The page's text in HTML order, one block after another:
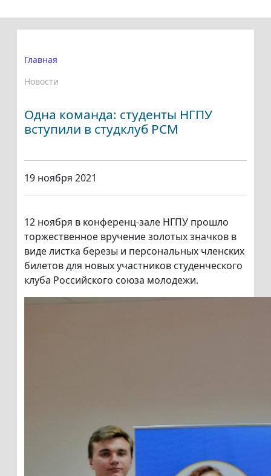
Главная
Новости
Одна команда: студенты НГПУ
вступили в студклуб РСМ
19 ноября 2021
12 ноября в конференц-зале НГПУ прошло
торжественное вручение золотых значков в
виде листка березы и персональных членских
билетов для новых участников студенческого
клуба Российского союза молодежи.